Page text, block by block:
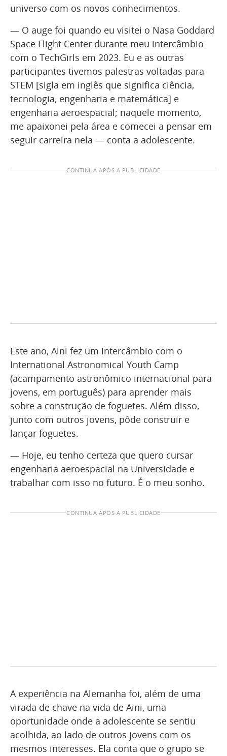
universo com os novos conhecimentos.
— O auge foi quando eu visitei o Nasa Goddard
Space Flight Center durante meu intercâmbio
com o TechGirls em 2023. Eu e as outras
participantes tivemos palestras voltadas para
STEM [sigla em inglês que significa ciência,
tecnologia, engenharia e matemática] e
engenharia aeroespacial; naquele momento,
me apaixonei pela área e comecei a pensar em
seguir carreira nela — conta a adolescente.
CONTINUA APÓS A PUBLICIDADE
Este ano, Aini fez um intercâmbio com o
International Astronomical Youth Camp
(acampamento astronômico internacional para
jovens, em português) para aprender mais
sobre a construção de foguetes. Além disso,
junto com outros jovens, pôde construir e
lançar foguetes.
— Hoje, eu tenho certeza que quero cursar
engenharia aeroespacial na Universidade e
trabalhar com isso no futuro. É o meu sonho.
CONTINUA APÓS A PUBLICIDADE
A experiência na Alemanha foi, além de uma
virada de chave na vida de Aini, uma
oportunidade onde a adolescente se sentiu
acolhida, ao lado de outros jovens com os
mesmos interesses. Ela conta que o grupo se